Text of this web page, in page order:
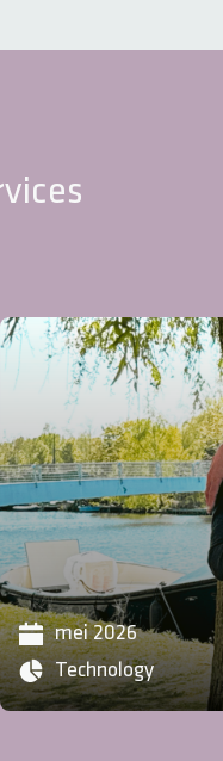
april 2026
Technology
Sale